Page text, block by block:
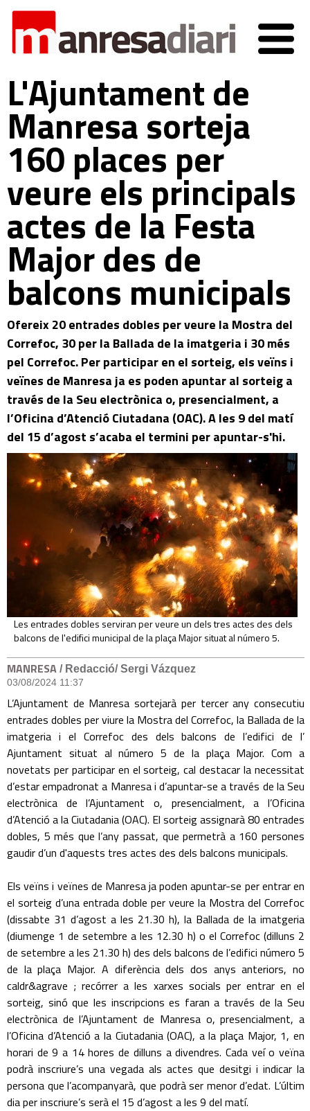
L'Ajuntament de
Manresa sorteja
160 places per
veure els principals
actes de la Festa
Major des de
balcons municipals
Ofereix 20 entrades dobles per veure la Mostra del
Correfoc, 30 per la Ballada de la imatgeria i 30 més
pel Correfoc. Per participar en el sorteig, els veïns i
veïnes de Manresa ja es poden apuntar al sorteig a
través de la Seu electrònica o, presencialment, a
l’Oficina d’Atenció Ciutadana (OAC). A les 9 del matí
del 15 d’agost s’acaba el termini per apuntar-s'hi.
Les entrades dobles serviran per veure un dels tres actes des dels
balcons de l'edifici municipal de la plaça Major situat al número 5.
MANRESA / Redacció/ Sergi Vázquez
03/08/2024 11:37
L’Ajuntament de Manresa sortejarà per tercer any consecutiu
entrades dobles per viure la Mostra del Correfoc, la Ballada de la
imatgeria i el Correfoc des dels balcons de l’edifici de l’
Ajuntament situat al número 5 de la plaça Major. Com a
novetats per participar en el sorteig, cal destacar la necessitat
d’estar empadronat a Manresa i d’apuntar-se a través de la Seu
electrònica de l’Ajuntament o, presencialment, a l’Oficina
d’Atenció a la Ciutadania (OAC). El sorteig assignarà 80 entrades
dobles, 5 més que l’any passat, que permetrà a 160 persones
gaudir d’un d'aquests tres actes des dels balcons municipals.
Els veïns i veïnes de Manresa ja poden apuntar-se per entrar en
el sorteig d’una entrada doble per veure la Mostra del Correfoc
(dissabte 31 d’agost a les 21.30 h), la Ballada de la imatgeria
(diumenge 1 de setembre a les 12.30 h) o el Correfoc (dilluns 2
de setembre a les 21.30 h) des dels balcons de l’edifici número 5
de la plaça Major. A diferència dels dos anys anteriors, no
caldr&agrave ; recórrer a les xarxes socials per entrar en el
sorteig, sinó que les inscripcions es faran a través de la Seu
electrònica de l’Ajuntament de Manresa o, presencialment, a
l’Oficina d’Atenció a la Ciutadania (OAC), a la plaça Major, 1, en
horari de 9 a 14 hores de dilluns a divendres. Cada veí o veïna
podrà inscriure’s una vegada als actes que desitgi i indicar la
persona que l’acompanyarà, que podrà ser menor d’edat. L’últim
dia per inscriure’s serà el 15 d’agost a les 9 del matí.